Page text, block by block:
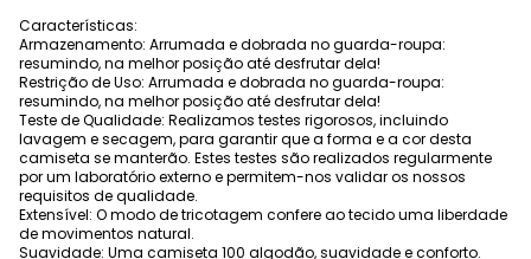
Características:
Armazenamento: Arrumada e dobrada no guarda-roupa:
resumindo, na melhor posição até desfrutar dela!
Restrição de Uso: Arrumada e dobrada no guarda-roupa:
resumindo, na melhor posição até desfrutar dela!
Teste de Qualidade: Realizamos testes rigorosos, incluindo
lavagem e secagem, para garantir que a forma e a cor desta
camiseta se manterão. Estes testes são realizados regularmente
por um laboratório externo e permitem-nos validar os nossos
requisitos de qualidade.
Extensível: O modo de tricotagem confere ao tecido uma liberdade
de movimentos natural.
Suavidade: Uma camiseta 100 algodão, suavidade e conforto.